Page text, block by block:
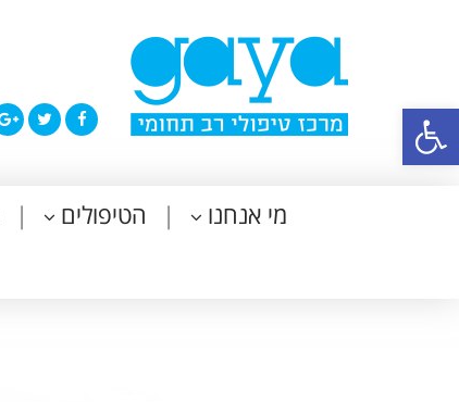
פתח סרגל נגישות
מי אנחנו הטיפולים